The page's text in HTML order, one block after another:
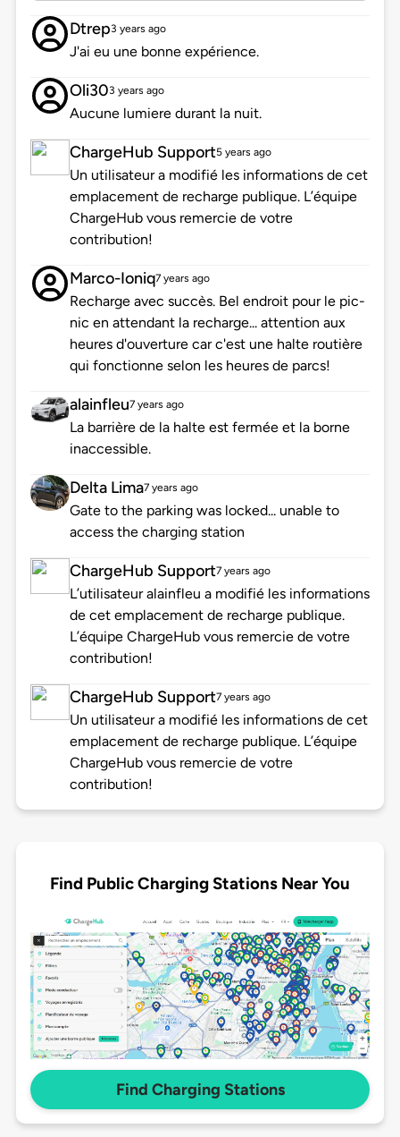
Dtrep3 years ago
J'ai eu une bonne expérience.
Oli303 years ago
Aucune lumiere durant la nuit.
ChargeHub Support5 years ago
Un utilisateur a modifié les informations de cet
emplacement de recharge publique. L’équipe
ChargeHub vous remercie de votre
contribution!
Marco-Ioniq7 years ago
Recharge avec succès. Bel endroit pour le pic-
nic en attendant la recharge... attention aux
heures d'ouverture car c'est une halte routière
qui fonctionne selon les heures de parcs!
alainfleu7 years ago
La barrière de la halte est fermée et la borne
inaccessible.
Delta Lima7 years ago
Gate to the parking was locked... unable to
access the charging station
ChargeHub Support7 years ago
L’utilisateur alainfleu a modifié les informations
de cet emplacement de recharge publique.
L’équipe ChargeHub vous remercie de votre
contribution!
ChargeHub Support7 years ago
Un utilisateur a modifié les informations de cet
emplacement de recharge publique. L’équipe
ChargeHub vous remercie de votre
contribution!
Find Public Charging Stations Near You
Find Charging Stations